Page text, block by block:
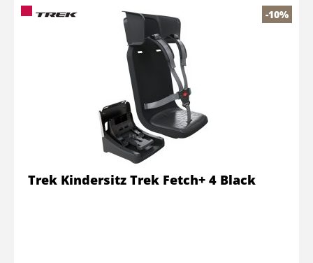
-10%
Trek Kindersitz Trek Fetch+ 4 Black